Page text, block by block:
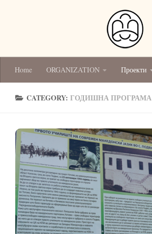
Home ORGANIZATION Проекти
CATEGORY:ГОДИШНА ПРОГРАМА